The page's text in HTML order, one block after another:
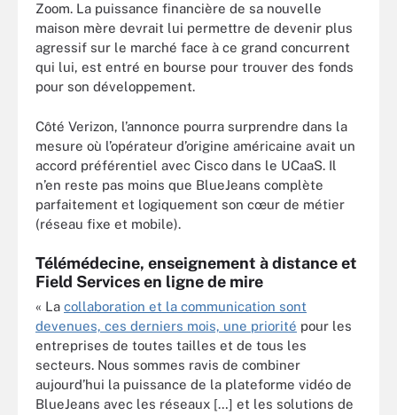
Zoom. La puissance financière de sa nouvelle
maison mère devrait lui permettre de devenir plus
agressif sur le marché face à ce grand concurrent
qui lui, est entré en bourse pour trouver des fonds
pour son développement.
Côté Verizon, l’annonce pourra surprendre dans la
mesure où l’opérateur d’origine américaine avait un
accord préférentiel avec Cisco dans le UCaaS. Il
n’en reste pas moins que BlueJeans complète
parfaitement et logiquement son cœur de métier
(réseau fixe et mobile).
Télémédecine, enseignement à distance et
Field Services en ligne de mire
« La collaboration et la communication sont
devenues, ces derniers mois, une priorité pour les
entreprises de toutes tailles et de tous les
secteurs. Nous sommes ravis de combiner
aujourd’hui la puissance de la plateforme vidéo de
BlueJeans avec les réseaux […] et les solutions de